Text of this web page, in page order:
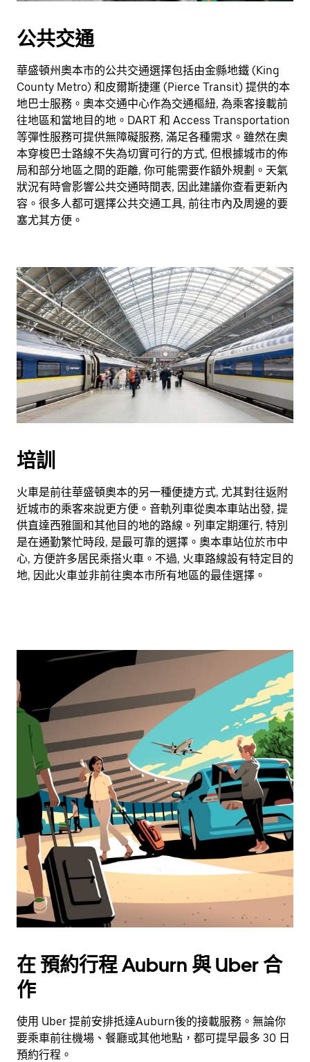
公共交通
華盛頓州奧本市的公共交通選擇包括由金縣地鐵 (King
County Metro) 和皮爾斯捷運 (Pierce Transit) 提供的本
地巴士服務。奧本交通中心作為交通樞紐, 為乘客接載前
往地區和當地目的地。DART 和 Access Transportation
等彈性服務可提供無障礙服務, 滿足各種需求。雖然在奧
本穿梭巴士路線不失為切實可行的方式, 但根據城市的佈
局和部分地區之間的距離, 你可能需要作額外規劃。天氣
狀況有時會影響公共交通時間表, 因此建議你查看更新內
容。很多人都可選擇公共交通工具, 前往市內及周邊的要
塞尤其方便。
培訓
火車是前往華盛頓奧本的另一種便捷方式, 尤其對往返附
近城市的乘客來說更方便。音軌列車從奧本車站出發, 提
供直達西雅圖和其他目的地的路線。列車定期運行, 特別
是在通勤繁忙時段, 是最可靠的選擇。奧本車站位於市中
心, 方便許多居民乘搭火車。不過, 火車路線設有特定目的
地, 因此火車並非前往奧本市所有地區的最佳選擇。
在 預約行程 Auburn 與 Uber 合
作
使用 Uber 提前安排抵達Auburn後的接載服務。無論你
要乘車前往機場、餐廳或其他地點，都可提早最多 30 日
預約行程。